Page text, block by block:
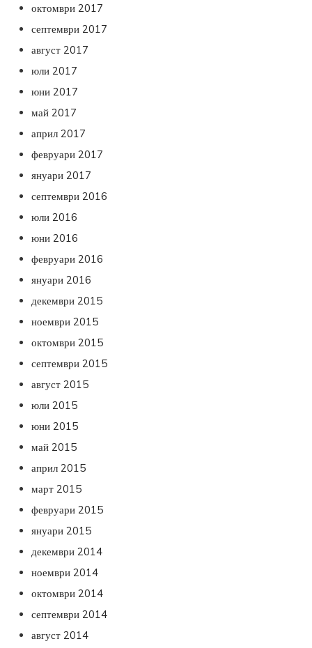
октомври 2017
септември 2017
август 2017
юли 2017
юни 2017
май 2017
април 2017
февруари 2017
януари 2017
септември 2016
юли 2016
юни 2016
февруари 2016
януари 2016
декември 2015
ноември 2015
октомври 2015
септември 2015
август 2015
юли 2015
юни 2015
май 2015
април 2015
март 2015
февруари 2015
януари 2015
декември 2014
ноември 2014
октомври 2014
септември 2014
август 2014